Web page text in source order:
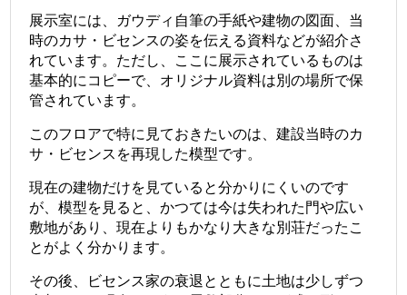
展示室には、ガウディ自筆の手紙や建物の図面、当
時のカサ・ビセンスの姿を伝える資料などが紹介さ
れています。ただし、ここに展示されているものは
基本的にコピーで、オリジナル資料は別の場所で保
管されています。
このフロアで特に見ておきたいのは、建設当時のカ
サ・ビセンスを再現した模型です。
現在の建物だけを見ていると分かりにくいのです
が、模型を見ると、かつては今は失われた門や広い
敷地があり、現在よりもかなり大きな別荘だったこ
とがよく分かります。
その後、ビセンス家の衰退とともに土地は少しずつ